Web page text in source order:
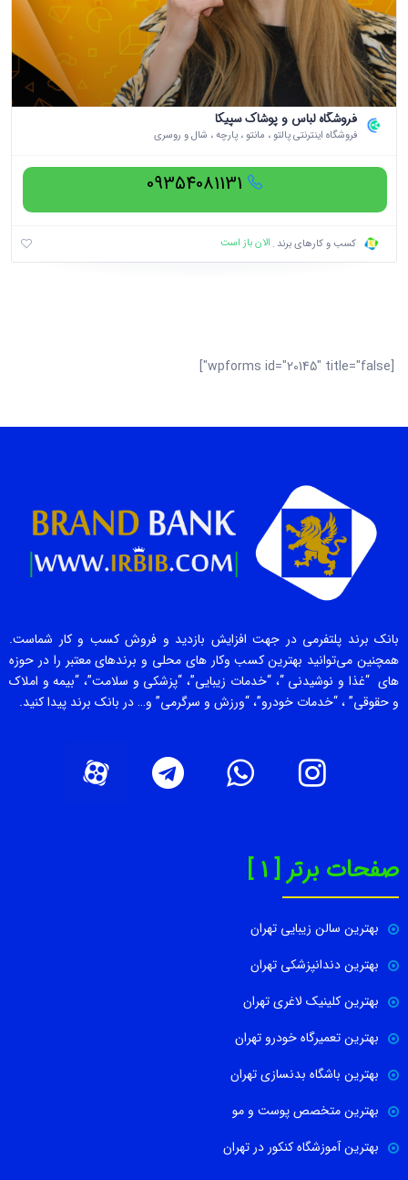
فروشگاه لباس و پوشاک سپیکا
فروشگاه اینترنتی پالتو ، مانتو ، پارچه ، شال و روسری
09354081131
کسب و کارهای برند الان باز است
[wpforms id="20145" title="false"]
بانک برند پلتفرمی در جهت افزایش بازدید و فروش کسب و کار شماست.
همچنین می‌توانید بهترین کسب وکار های محلی و برندهای معتبر را در حوزه
های “غذا و نوشیدنی “، “خدمات زیبایی”، “پزشکی و سلامت”، “بیمه و املاک
و حقوقی” ، “خدمات خودرو”، “ورزش و سرگرمی” و… در بانک برند پیدا کنید.
صفحات برتر [ 1 ]
بهترین سالن زیبایی تهران
بهترین دندانپزشکی تهران
بهترین کلینیک لاغری تهران
بهترین تعمیرگاه خودرو تهران
بهترین باشگاه بدنسازی تهران
بهترین متخصص پوست و مو
بهترین آموزشگاه کنکور در تهران